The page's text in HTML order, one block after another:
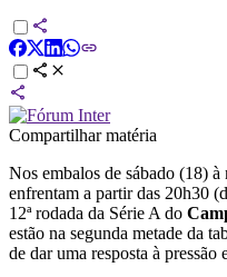
Compartilhar matéria
Nos embalos de sábado (18) à
enfrentam a partir das 20h30
12ª rodada da Série A do
estão na segunda metade da
de dar uma resposta à pressão